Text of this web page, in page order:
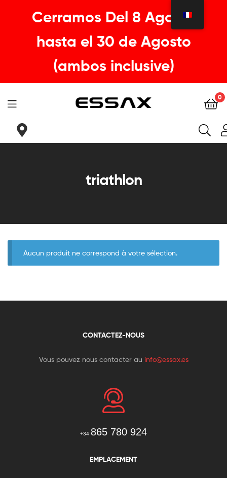
Cerramos Del 8 Agosto
hasta el 30 de Agosto
(ambos inclusive)
|
sillin
cada
0
triathlon
Aucun produit ne correspond à votre sélection.
CONTACTEZ-NOUS
Vous pouvez nous contacter au info@essax.es
+34 865 780 924
EMPLACEMENT